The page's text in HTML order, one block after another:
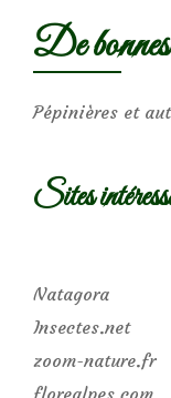
De
Pépinières et
Sites
Natagora
Insectes.net
zoom-nature.fr
florealpes.com